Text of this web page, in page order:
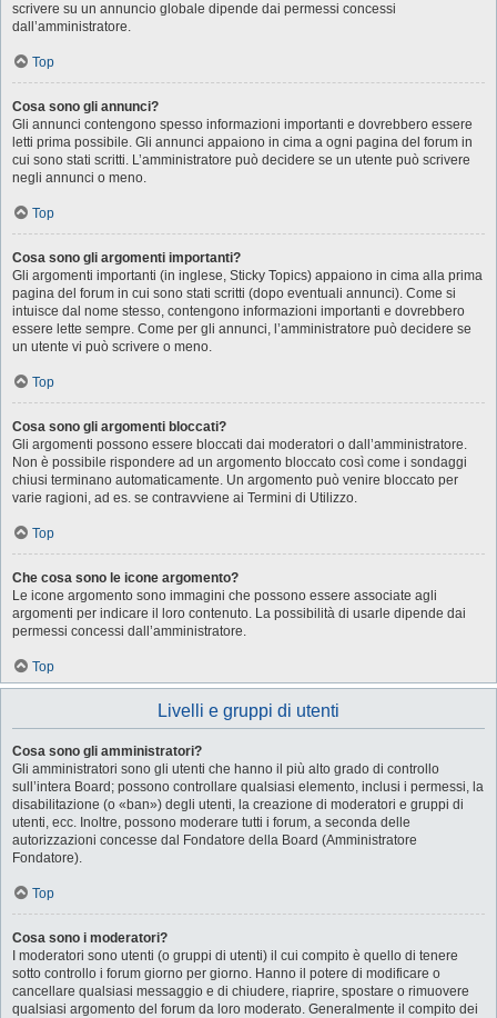
scrivere su un annuncio globale dipende dai permessi concessi
dall’amministratore.
Top
Cosa sono gli annunci?
Gli annunci contengono spesso informazioni importanti e dovrebbero essere
letti prima possibile. Gli annunci appaiono in cima a ogni pagina del forum in
cui sono stati scritti. L’amministratore può decidere se un utente può scrivere
negli annunci o meno.
Top
Cosa sono gli argomenti importanti?
Gli argomenti importanti (in inglese, Sticky Topics) appaiono in cima alla prima
pagina del forum in cui sono stati scritti (dopo eventuali annunci). Come si
intuisce dal nome stesso, contengono informazioni importanti e dovrebbero
essere lette sempre. Come per gli annunci, l’amministratore può decidere se
un utente vi può scrivere o meno.
Top
Cosa sono gli argomenti bloccati?
Gli argomenti possono essere bloccati dai moderatori o dall’amministratore.
Non è possibile rispondere ad un argomento bloccato così come i sondaggi
chiusi terminano automaticamente. Un argomento può venire bloccato per
varie ragioni, ad es. se contravviene ai Termini di Utilizzo.
Top
Che cosa sono le icone argomento?
Le icone argomento sono immagini che possono essere associate agli
argomenti per indicare il loro contenuto. La possibilità di usarle dipende dai
permessi concessi dall’amministratore.
Top
Livelli e gruppi di utenti
Cosa sono gli amministratori?
Gli amministratori sono gli utenti che hanno il più alto grado di controllo
sull’intera Board; possono controllare qualsiasi elemento, inclusi i permessi, la
disabilitazione (o «ban») degli utenti, la creazione di moderatori e gruppi di
utenti, ecc. Inoltre, possono moderare tutti i forum, a seconda delle
autorizzazioni concesse dal Fondatore della Board (Amministratore
Fondatore).
Top
Cosa sono i moderatori?
I moderatori sono utenti (o gruppi di utenti) il cui compito è quello di tenere
sotto controllo i forum giorno per giorno. Hanno il potere di modificare o
cancellare qualsiasi messaggio e di chiudere, riaprire, spostare o rimuovere
qualsiasi argomento del forum da loro moderato. Generalmente il compito dei